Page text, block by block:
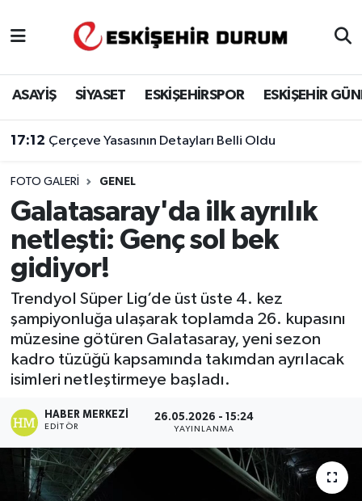
ASAYİŞ SİYASET ESKİŞEHİRSPOR ESKİŞEHİR
17:12 Çerçeve Yasasının Detayları Belli Oldu
FOTO GALERI GENEL
Galatasaray'da ilk ayrılık
netleşti: Genç sol bek
gidiyor!
Trendyol Süper Lig’de üst üste 4. kez
şampiyonluğa ulaşarak toplamda 26. kupasını
müzesine götüren Galatasaray, yeni sezon
kadro tüzüğü kapsamında takımdan ayrılacak
isimleri netleştirmeye başladı.
HABER MERKEZI
EDITÖR
26.05.2026 - 15:24
YAYINLANMA
Eskişehir Hava Durumu
Eskişehir Namaz Vakitleri
Eskişehir Trafik Yoğunluk Haritası
Süper Lig Puan Durumu ve Fikstür
Tüm Manşetler
Son Dakika Haberleri
Haber Arşivi